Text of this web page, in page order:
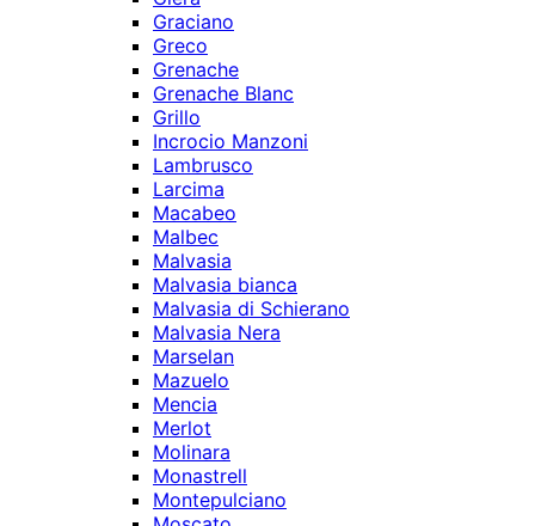
Graciano
Greco
Grenache
Grenache Blanc
Grillo
Incrocio Manzoni
Lambrusco
Larcima
Macabeo
Malbec
Malvasia
Malvasia bianca
Malvasia di Schierano
Malvasia Nera
Marselan
Mazuelo
Mencia
Merlot
Molinara
Monastrell
Montepulciano